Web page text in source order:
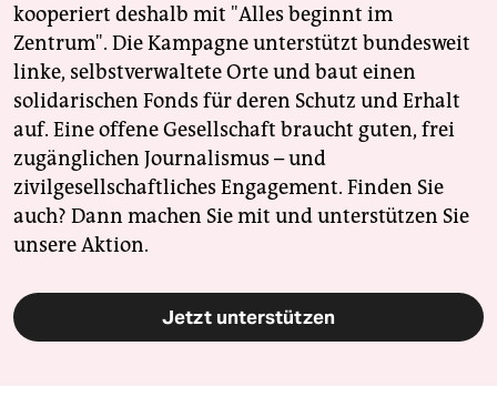
kooperiert deshalb mit "Alles beginnt im
Zentrum". Die Kampagne unterstützt bundesweit
linke, selbstverwaltete Orte und baut einen
solidarischen Fonds für deren Schutz und Erhalt
auf. Eine offene Gesellschaft braucht guten, frei
zugänglichen Journalismus – und
zivilgesellschaftliches Engagement. Finden Sie
auch? Dann machen Sie mit und unterstützen Sie
unsere Aktion.
Jetzt unterstützen